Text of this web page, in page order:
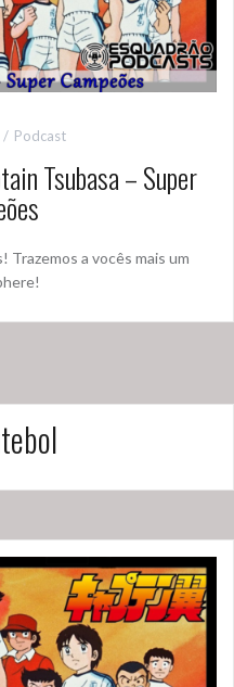
Podcast
Tsubasa – Super
Trazemos a vocês mais um